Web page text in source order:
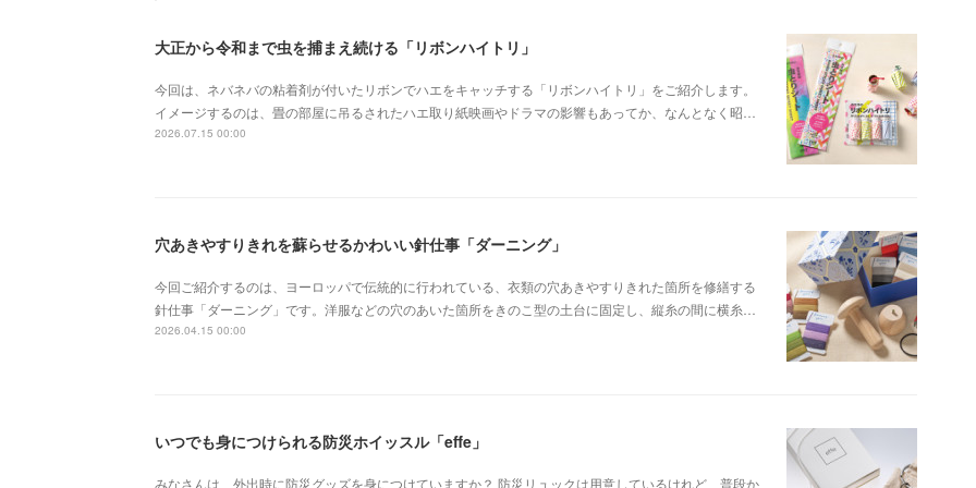
大正から令和まで虫を捕まえ続ける「リボンハイトリ」
今回は、ネバネバの粘着剤が付いたリボンでハエをキャッチする「リボンハイトリ」をご紹介します。
イメージするのは、畳の部屋に吊るされたハエ取り紙映画やドラマの影響もあってか、なんとなく昭…
2026.07.15 00:00
穴あきやすりきれを蘇らせるかわいい針仕事「ダーニング」
今回ご紹介するのは、ヨーロッパで伝統的に行われている、衣類の穴あきやすりきれた箇所を修繕する
針仕事「ダーニング」です。洋服などの穴のあいた箇所をきのこ型の土台に固定し、縦糸の間に横糸…
2026.04.15 00:00
いつでも身につけられる防災ホイッスル「effe」
みなさんは、外出時に防災グッズを身につけていますか？ 防災リュックは用意しているけれど、普段か